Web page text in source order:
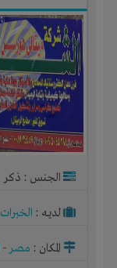
الجنس : ذكر
لديـه : الخبرات
المكان : مصر-